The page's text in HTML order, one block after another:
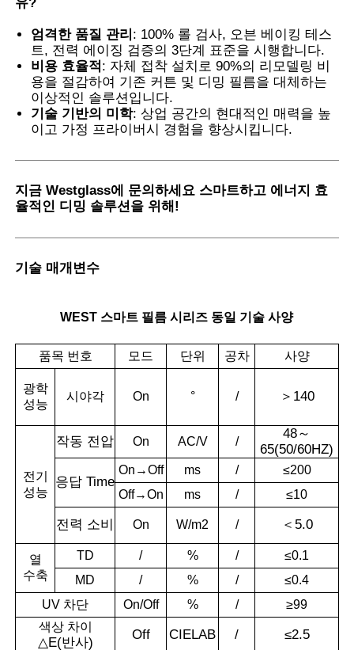
엄격한 품질 관리 : 100% 롤 검사, 오븐 베이킹 테스
트, 전력 에이징 검증의 3단계 표준을 시행합니다.
비용 효율적: 자체 접착 설치로 90%의 리모델링 비
용을 절감하여 기존 커튼 및 디밍 필름을 대체하는
이상적인 솔루션입니다.
기술 기반의 미학: 상업 공간의 현대적인 매력을 높
이고 가정 프라이버시 경험을 향상시킵니다.
지금 Westglass에 문의하세요 스마트하고 에너지 효
율적인 디밍 솔루션을 위해!
기술 매개변수
WEST 스마트 필름 시리즈 동일 기술 사양
품목 번호 모드 단위 공차 사양
광학
성능
시야각 On ° / ＞ 140
전기
성능
작동 전압 On AC/V /
48～
65(50/60HZ)
응답 Time
On→Off ms /
≤200
Off→On
ms / ≤10
전력 소비 On W/m2 / ＜ 5.0
열
수축
TD / % /
≤0.1
MD
/ % /
≤0.4
UV 차단
On/Off % /
≥99
색상 차이
△E(반사)
Off CIELAB / ≤2.5